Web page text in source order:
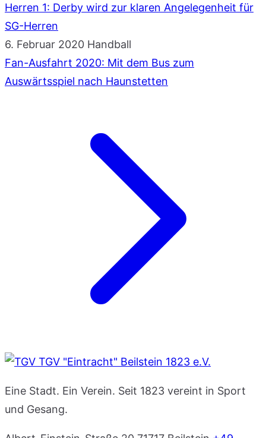
Herren 1: Derby wird zur klaren Angelegenheit für
SG-Herren
6. Februar 2020 Handball
Fan-Ausfahrt 2020: Mit dem Bus zum
Auswärtsspiel nach Haunstetten
TGV "Eintracht" Beilstein 1823 e.V.
Eine Stadt. Ein Verein. Seit 1823 vereint in Sport
und Gesang.